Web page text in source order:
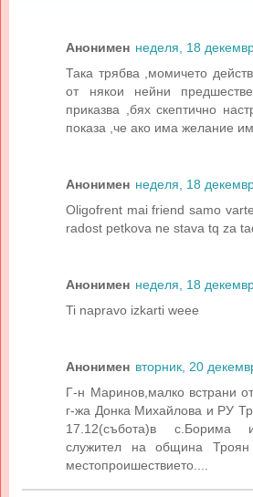
Анонимен неделя, 18
Така трябва ,момичето
от някои нейни
приказва ,бях скептично
показа ,че ако има желание
Анонимен неделя, 18
Oligofrent mai friend samo
radost petkova ne stava tq za
Анонимен неделя, 18
Ti napravo izkarti weee
Анонимен вторник, 20
Г-н Маринов,малко встрани
г-жа Донка Михайлова и РУ
17.12(събота)в с.Борима
служител на община
местопроишествието....